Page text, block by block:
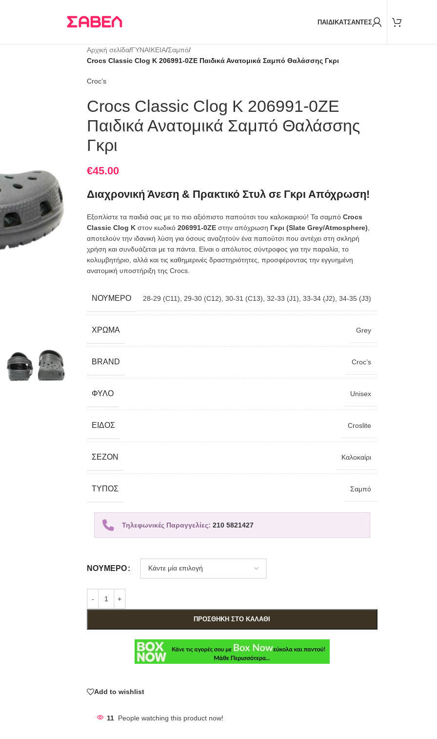
ΠΑΙΔΙΚΑΤΣΑΝΤΕΣ
Αρχική σελίδα/ΓΥΝΑΙΚΕΙΑ/Σαμπό/
Crocs Classic Clog K 206991-0ZE Παιδικά Ανατομικά Σαμπό Θαλάσσης Γκρι
Croc’s
Crocs Classic Clog K 206991-0ZE
Παιδικά Ανατομικά Σαμπό Θαλάσσης
Γκρι
€45.00
Διαχρονική Άνεση & Πρακτικό Στυλ σε Γκρι Απόχρωση!
Εξοπλίστε τα παιδιά σας με το πιο αξιόπιστο παπούτσι του καλοκαιριού! Τα σαμπό Crocs
Classic Clog Kστον κωδικό 206991-0ZEστην απόχρωση Γκρι (Slate Grey/Atmosphere)
αποτελούν την ιδανική λύση για όσους αναζητούν ένα παπούτσι που αντέχει στη σκληρή
χρήση και συνδυάζεται με τα πάντα. Είναι ο απόλυτος σύντροφος για την παραλία, το
κολυμβητήριο, αλλά και τις καθημερινές δραστηριότητες, προσφέροντας την εγγυημένη
ανατομική υποστήριξη της Crocs.
ΝΟΎΜΕΡΟ 28-29 (C11) 29-30 (C12) 30-31 (C13) 32-33 (J1) 33-34 (J2) 34-35 (J3)
ΧΡΏΜΑ Grey
BRAND Croc’s
ΦΎΛΟ Unisex
ΕΊΔΟΣ Croslite
ΣΕΖΌΝ Καλοκαίρι
TΎΠΟΣ Σαμπό
Τηλεφωνικές Παραγγελίες: 210 5821427
ΝΟΎΜΕΡΟ
ΠΡΟΣΘΉΚΗ ΣΤΟ ΚΑΛΆΘΙ
Add to wishlist
11 People watching this product now!